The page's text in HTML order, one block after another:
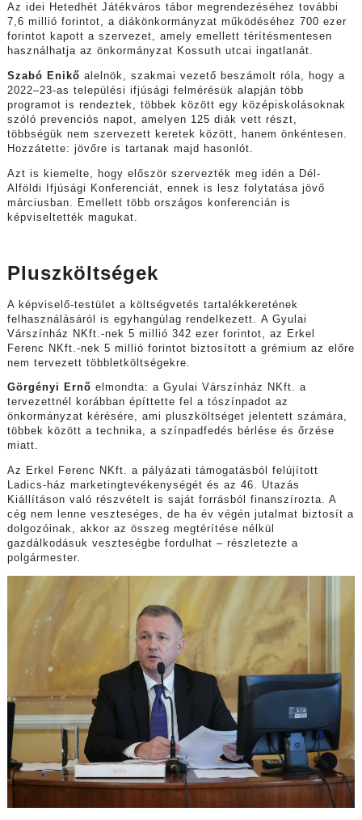
Az idei Hetedhét Játékváros tábor megrendezéséhez további
7,6 millió forintot, a diákönkormányzat működéséhez 700 ezer
forintot kapott a szervezet, amely emellett térítésmentesen
használhatja az önkormányzat Kossuth utcai ingatlanát.
Szabó Enikő alelnök, szakmai vezető beszámolt róla, hogy a
2022–23-as települési ifjúsági felmérésük alapján több
programot is rendeztek, többek között egy középiskolásoknak
szóló prevenciós napot, amelyen 125 diák vett részt,
többségük nem szervezett keretek között, hanem önkéntesen.
Hozzátette: jövőre is tartanak majd hasonlót.
Azt is kiemelte, hogy először szervezték meg idén a Dél-
Alföldi Ifjúsági Konferenciát, ennek is lesz folytatása jövő
márciusban. Emellett több országos konferencián is
képviseltették magukat.
Pluszköltségek
A képviselő-testület a költségvetés tartalékkeretének
felhasználásáról is egyhangúlag rendelkezett. A Gyulai
Várszínház NKft.-nek 5 millió 342 ezer forintot, az Erkel
Ferenc NKft.-nek 5 millió forintot biztosított a grémium az előre
nem tervezett többletköltségekre.
Görgényi Ernő elmondta: a Gyulai Várszínház NKft. a
tervezettnél korábban építtette fel a tószínpadot az
önkormányzat kérésére, ami pluszköltséget jelentett számára,
többek között a technika, a színpadfedés bérlése és őrzése
miatt.
Az Erkel Ferenc NKft. a pályázati támogatásból felújított
Ladics-ház marketingtevékenységét és az 46. Utazás
Kiállításon való részvételt is saját forrásból finanszírozta. A
cég nem lenne veszteséges, de ha év végén jutalmat biztosít a
dolgozóinak, akkor az összeg megtérítése nélkül
gazdálkodásuk veszteségbe fordulhat – részletezte a
polgármester.